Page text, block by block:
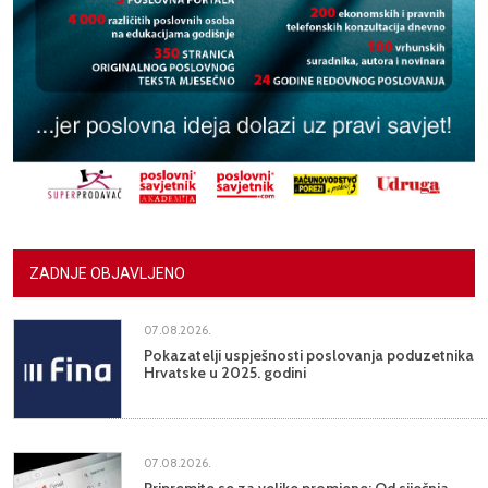
ZADNJE OBJAVLJENO
07.08.2026.
Pokazatelji uspješnosti poslovanja poduzetnika
Hrvatske u 2025. godini
07.08.2026.